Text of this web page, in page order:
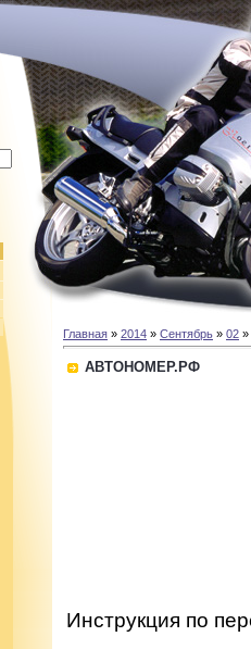
Главная » 2014 » Сентябрь » 02
АВТОНОМЕР.РФ
Инструкция по